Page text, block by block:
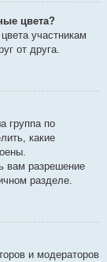
цвета?
участникам
от друга.
группа по
какие
вам разрешение
разделе.
и модераторов